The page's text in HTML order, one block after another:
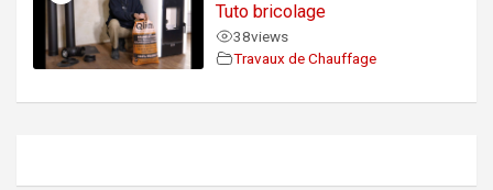
Tuto bricolage
38views
Travaux de Chauffage